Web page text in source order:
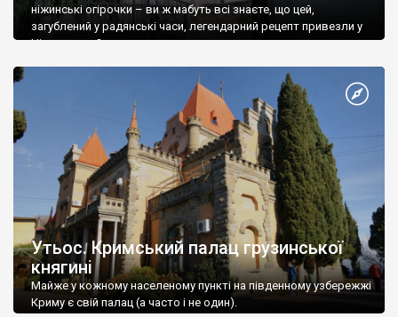
ніжинські огірочки – ви ж мабуть всі знаєте, що цей,
загублений у радянські часи, легендарний рецепт привезли у
Ніжин греки?
Утьос. Кримський палац грузинської
княгині
Майже у кожному населеному пункті на південному узбережжі
Криму є свій палац (а часто і не один).